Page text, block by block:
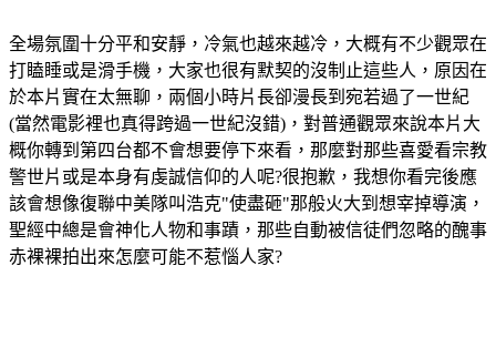
全場氛圍十分平和安靜，冷氣也越來越冷，大概有不少觀眾在
打瞌睡或是滑手機，大家也很有默契的沒制止這些人，原因在
於本片實在太無聊，兩個小時片長卻漫長到宛若過了一世紀
(當然電影裡也真得跨過一世紀沒錯)，對普通觀眾來說本片大
概你轉到第四台都不會想要停下來看，那麼對那些喜愛看宗教
警世片或是本身有虔誠信仰的人呢?很抱歉，我想你看完後應
該會想像復聯中美隊叫浩克"使盡砸"那般火大到想宰掉導演，
聖經中總是會神化人物和事蹟，那些自動被信徒們忽略的醜事
赤裸裸拍出來怎麼可能不惹惱人家?